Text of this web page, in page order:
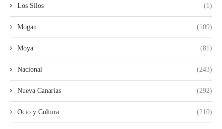
Los Silos (1)
Mogan (109)
Moya (81)
Nacional (243)
Nueva Canarias (292)
Ocio y Cultura (210)